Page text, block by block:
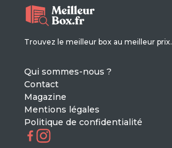
Trouvez le meilleur box au meilleur prix.
Qui sommes-nous ?
Contact
Magazine
Mentions légales
Politique de confidentialité